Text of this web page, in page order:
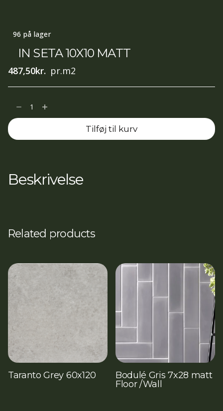
96 på lager
IN SETA 10X10 MATT
487,50kr. pr.m2
SETA
10X10
Tilføj til kurv
Beskrivelse
Related products
Taranto Grey 60x120
Bodulé Gris 7x28 matt
Floor /Wall